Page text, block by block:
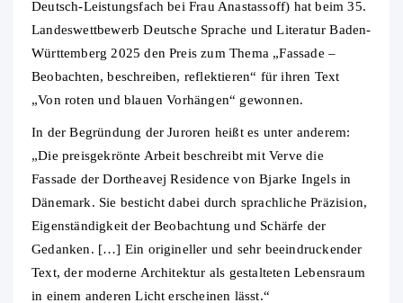
Deutsch-Leistungsfach bei Frau Anastassoff) hat beim 35.
Landeswettbewerb Deutsche Sprache und Literatur Baden-
Württemberg 2025 den Preis zum Thema „Fassade –
Beobachten, beschreiben, reflektieren“ für ihren Text
„Von roten und blauen Vorhängen“ gewonnen.
In der Begründung der Juroren heißt es unter anderem:
„Die preisgekrönte Arbeit beschreibt mit Verve die
Fassade der Dortheavej Residence von Bjarke Ingels in
Dänemark. Sie besticht dabei durch sprachliche Präzision,
Eigenständigkeit der Beobachtung und Schärfe der
Gedanken. […] Ein origineller und sehr beeindruckender
Text, der moderne Architektur als gestalteten Lebensraum
in einem anderen Licht erscheinen lässt.“